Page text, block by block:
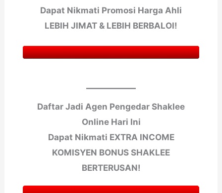
Dapat Nikmati Promosi Harga Ahli
LEBIH JIMAT & LEBIH BERBALOI!
Daftar Jadi Agen Pengedar Shaklee
Online Hari Ini
Dapat Nikmati EXTRA INCOME
KOMISYEN BONUS SHAKLEE
BERTERUSAN!